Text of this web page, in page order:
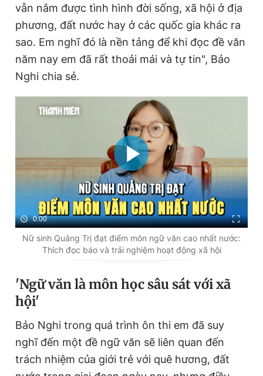
vẫn nắm được tình hình đời sống, xã hội ở địa
phương, đất nước hay ở các quốc gia khác ra
sao. Em nghĩ đó là nền tảng để khi đọc đề văn
năm nay em đã rất thoải mái và tự tin", Bảo
Nghi chia sẻ.
0:00
Nữ sinh Quảng Trị đạt điểm môn ngữ văn cao nhất nước:
Thích đọc báo và trải nghiệm hoạt động xã hội
'Ngữ văn là môn học sâu sát với xã
hội'
Bảo Nghi trong quá trình ôn thi em đã suy
nghĩ đến một đề ngữ văn sẽ liên quan đến
trách nhiệm của giới trẻ với quê hương, đất